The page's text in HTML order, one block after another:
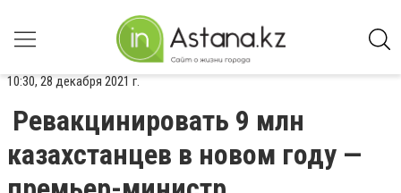
10:30, 28 декабря 2021 г.
Ревакцинировать 9 млн
казахстанцев в новом году —